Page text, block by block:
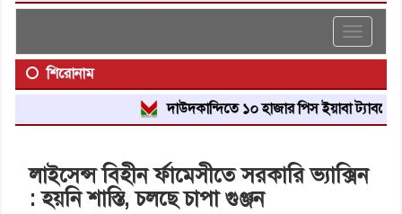
Toggle
শিরোনাম
দাউদকান্দিতে ১০ হাজার পিস ইয়াবা ট্যাবলেট
লাইসেন্স বিহীন র্ফামেসীতে সরকারি ভ্যাক্সিন
: হয়নি শাস্তি, চলছে চাপা গুঞ্জন